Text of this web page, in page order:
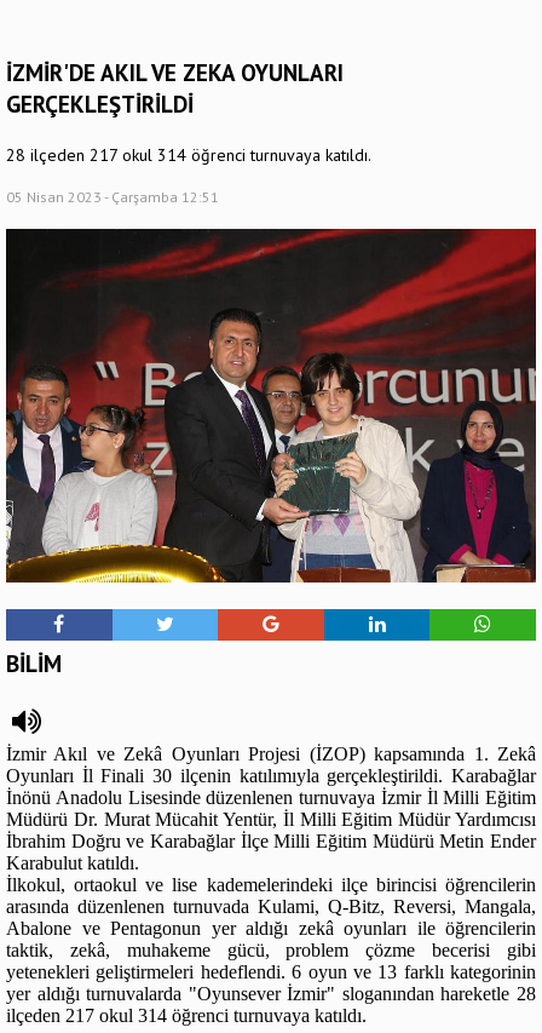
İZMİR'DE AKIL VE ZEKA OYUNLARI
GERÇEKLEŞTİRİLDİ
28 ilçeden 217 okul 314 öğrenci turnuvaya katıldı.
05 Nisan 2023 - Çarşamba 12:51
BİLİM
İzmir Akıl ve Zekâ Oyunları Projesi (İZOP) kapsamında 1. Zekâ
Oyunları İl Finali 30 ilçenin katılımıyla gerçekleştirildi. Karabağlar
İnönü Anadolu Lisesinde düzenlenen turnuvaya İzmir İl Milli Eğitim
Müdürü Dr. Murat Mücahit Yentür, İl Milli Eğitim Müdür Yardımcısı
İbrahim Doğru ve Karabağlar İlçe Milli Eğitim Müdürü Metin Ender
Karabulut katıldı.
İlkokul, ortaokul ve lise kademelerindeki ilçe birincisi öğrencilerin
arasında düzenlenen turnuvada Kulami, Q-Bitz, Reversi, Mangala,
Abalone ve Pentagonun yer aldığı zekâ oyunları ile öğrencilerin
taktik, zekâ, muhakeme gücü, problem çözme becerisi gibi
yetenekleri geliştirmeleri hedeflendi. 6 oyun ve 13 farklı kategorinin
yer aldığı turnuvalarda "Oyunsever İzmir" sloganından hareketle 28
ilçeden 217 okul 314 öğrenci turnuvaya katıldı.